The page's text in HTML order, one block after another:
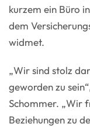
kurzem ein Büro
dem
widmet.
„Wir sind stolz
geworden zu
Schommer. „Wir
Beziehungen zu